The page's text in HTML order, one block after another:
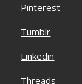
Pinterest
Tumblr
Linkedin
Threads